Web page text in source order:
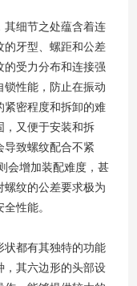
其细节之处蕴含着连
的牙型、螺距和公差
的受力分布和连接强
锁性能，防止在振动
紧密程度和拆卸的难
，又便于安装和拆
导致螺纹配合不紧
会增加装配难度，甚
螺纹的公差要求极为
性能。
状都有其独特的功能
，其六边形的头部设